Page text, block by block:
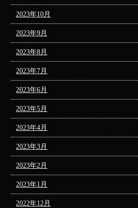
2023年10月
2023年9月
2023年8月
2023年7月
2023年6月
2023年5月
2023年4月
2023年3月
2023年2月
2023年1月
2022年12月